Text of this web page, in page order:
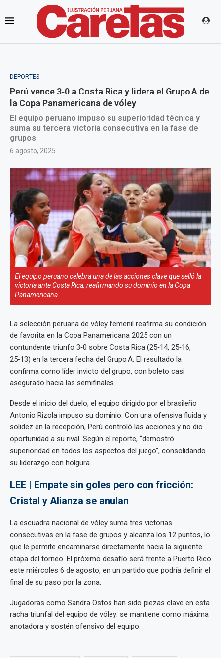
DEPORTES
Perú vence 3‑0 a Costa Rica y lidera el Grupo A de
la Copa Panamericana de vóley
El equipo peruano impuso su superioridad técnica y
suma su tercera victoria consecutiva en la fase de
grupos.
6 agosto, 2025
El equipo peruano celebra una de las acciones clave que selló la
victoria ante Costa Rica, reafirmando su dominio en la Copa
Panamericana.
La selección peruana de vóley femenil reafirma su condición
de favorita en la Copa Panamericana 2025 con un
contundente triunfo 3‑0 sobre Costa Rica (25‑14, 25‑16,
25‑13) en la tercera fecha del Grupo A. El resultado la
confirma como líder invicto del grupo, con boleto casi
asegurado hacia las semifinales.
Desde el inicio del duelo, el equipo dirigido por el brasileño
Antonio Rizola impuso su dominio. Con una ofensiva fluida y
solidez en la recepción, Perú controló las acciones y no dio
oportunidad a su rival. Según el reporte, “demostró
superioridad en todos los aspectos del juego”, consolidando
su liderazgo con holgura.
LEE | Empate sin goles pero con fricción:
Cristal y Alianza se anulan
La escuadra nacional de vóley suma tres victorias
consecutivas en la fase de grupos y alcanza los 12 puntos, lo
que le permite encaminarse directamente hacia la siguiente
etapa del torneo. El próximo desafío será frente a Puerto Rico
este miércoles 6 de agosto, en un partido que podría definir el
final de su paso por la zona.
Jugadoras como Sandra Ostos han sido piezas clave en esta
racha triunfal del equipo de vóley: se mantiene como máxima
anotadora y sostén ofensivo del equipo.